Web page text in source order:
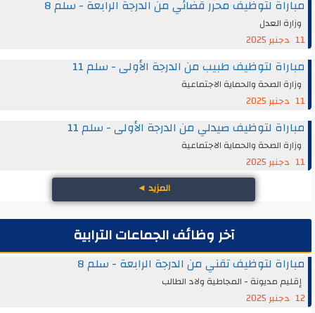
مباراة لتوظيف محرر قضائي من الدرجة الرابعة - سلم 8
وزارة العدل
11 دجنبر 2025
مباراة لتوظيف طبيب من الدرجة الأولى - سلم 11
وزارة الصحة والحماية الاجتماعية
11 دجنبر 2025
مباراة لتوظيف صيدلي من الدرجة الأولى - سلم 11
وزارة الصحة والحماية الاجتماعية
11 دجنبر 2025
المزيد◄
آخر وظائف الجماعات الترابية
مباراة لتوظيف تقني من الدرجة الرابعة - سلم 8
إقليم مديونة - المجاطية ولاد الطالب
12 دجنبر 2025